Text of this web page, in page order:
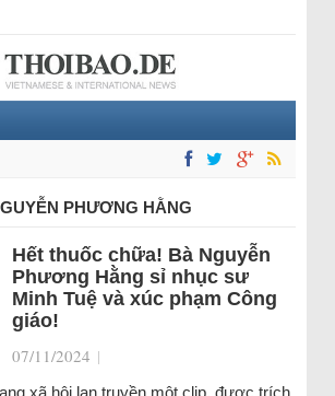
PHƯƠNG HẰNG
Hết thuốc chữa! Bà Nguyễn
Phương Hằng sỉ nhục sư
Minh Tuệ và xúc phạm Công
giáo!
07/11/2024 |
xã hội lan truyền một clip, được trích